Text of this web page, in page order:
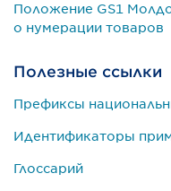
Положение GS1
о нумерации товаров
Полезные ссылки
Префиксы
Идентификаторы
Глоссарий